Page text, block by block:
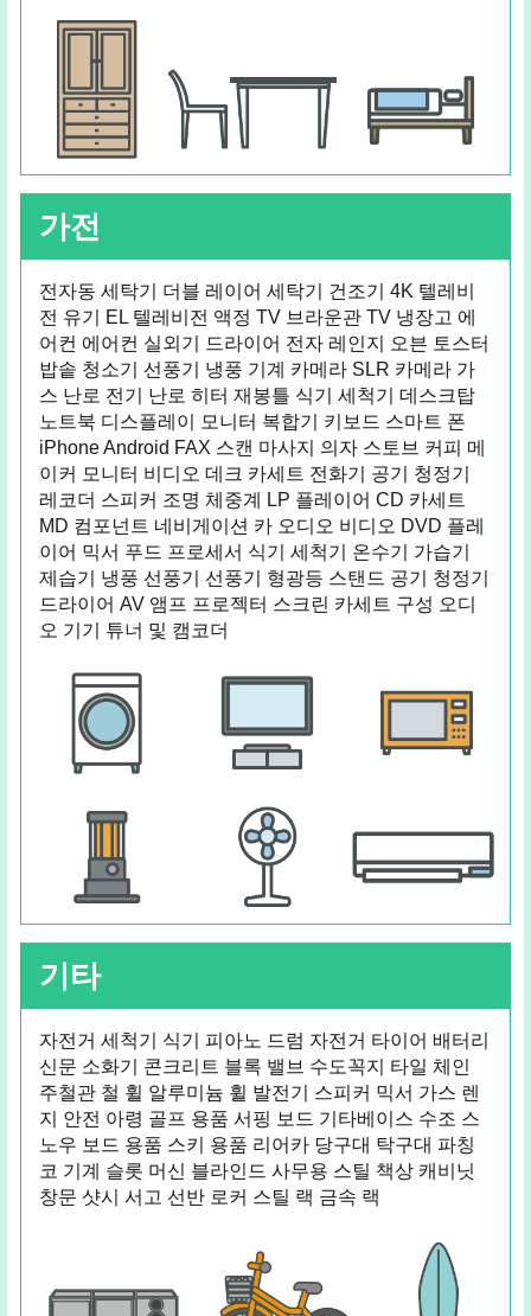
가전
전자동 세탁기 더블 레이어 세탁기 건조기 4K 텔레비
전 유기 EL 텔레비전 액정 TV 브라운관 TV 냉장고 에
어컨 에어컨 실외기 드라이어 전자 레인지 오븐 토스터
밥솥 청소기 선풍기 냉풍 기계 카메라 SLR 카메라 가
스 난로 전기 난로 히터 재봉틀 식기 세척기 데스크탑
노트북 디스플레이 모니터 복합기 키보드 스마트 폰
iPhone Android FAX 스캔 마사지 의자 스토브 커피 메
이커 모니터 비디오 데크 카세트 전화기 공기 청정기
레코더 스피커 조명 체중계 LP 플레이어 CD 카세트
MD 컴포넌트 네비게이션 카 오디오 비디오 DVD 플레
이어 믹서 푸드 프로세서 식기 세척기 온수기 가습기
제습기 냉풍 선풍기 선풍기 형광등 스탠드 공기 청정기
드라이어 AV 앰프 프로젝터 스크린 카세트 구성 오디
오 기기 튜너 및 캠코더
기타
자전거 세척기 식기 피아노 드럼 자전거 타이어 배터리
신문 소화기 콘크리트 블록 밸브 수도꼭지 타일 체인
주철관 철 휠 알루미늄 휠 발전기 스피커 믹서 가스 렌
지 안전 아령 골프 용품 서핑 보드 기타베이스 수조 스
노우 보드 용품 스키 용품 리어카 당구대 탁구대 파칭
코 기계 슬롯 머신 블라인드 사무용 스틸 책상 캐비닛
창문 샷시 서고 선반 로커 스틸 랙 금속 랙